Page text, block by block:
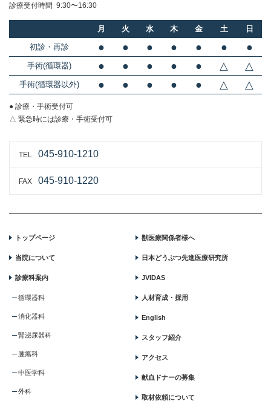
診療受付時間 9:30〜16:30
月 火 水 木 金 土
日
初診・再診
● ● ● ● ● ● ●
手術(循環器) ● ● ● ● ● △ △
手術(循環器以外) ● ● ● ● ● △ △
● 診療・手術受付可
△ 緊急時には診療・手術受付可
TEL 045-910-1210
FAX 045-910-1220
トップページ
当院について
診療科案内
循環器科
消化器科
腎泌尿器科
腫瘍科
中医学科
外科
獣医療関係者様へ
日本どうぶつ先進医療研究所
JVIDAS
人材育成・採用
English
スタッフ紹介
アクセス
献血ドナーの募集
取材依頼について